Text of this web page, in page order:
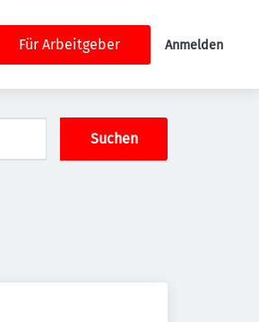
Für Arbeitgeber Anmelden
Suchen